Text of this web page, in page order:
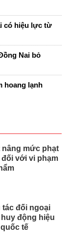
có hiệu lực từ
Nai bỏ
hoang lạnh
nâng mức phạt
với vi phạm
tác đối ngoại
động hiệu
tế